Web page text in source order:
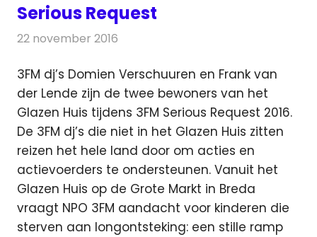
Serious Request
22 november 2016
3FM dj’s Domien Verschuuren en Frank van
der Lende zijn de twee bewoners van het
Glazen Huis tijdens 3FM Serious Request 2016.
De 3FM dj’s die niet in het Glazen Huis zitten
reizen het hele land door om acties en
actievoerders te ondersteunen. Vanuit het
Glazen Huis op de Grote Markt in Breda
vraagt NPO 3FM aandacht voor kinderen die
sterven aan longontsteking: een stille ramp